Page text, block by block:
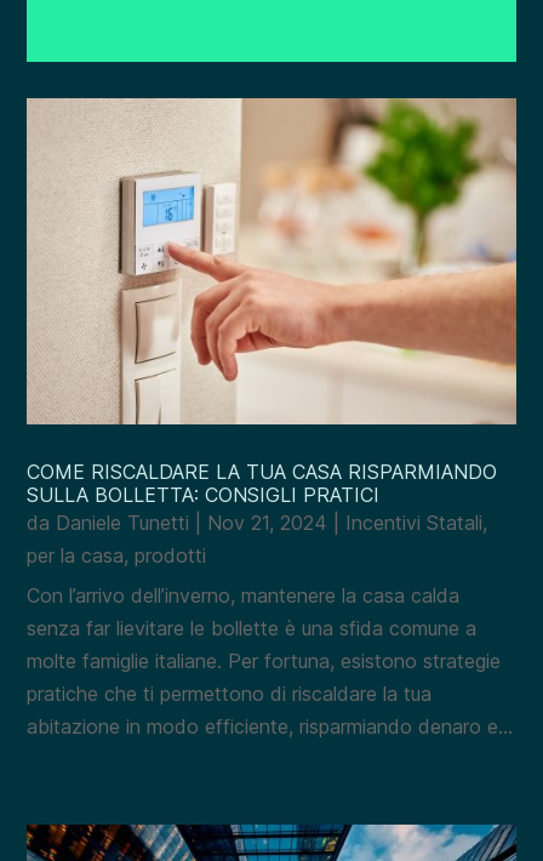
COME RISCALDARE LA TUA CASA RISPARMIANDO
SULLA BOLLETTA: CONSIGLI PRATICI
da Daniele Tunetti Nov 21, 2024 Incentivi Statali,
per la casa,prodotti
Con l’arrivo dell’inverno, mantenere la casa calda
senza far lievitare le bollette è una sfida comune a
molte famiglie italiane. Per fortuna, esistono strategie
pratiche che ti permettono di riscaldare la tua
abitazione in modo efficiente, risparmiando denaro e...